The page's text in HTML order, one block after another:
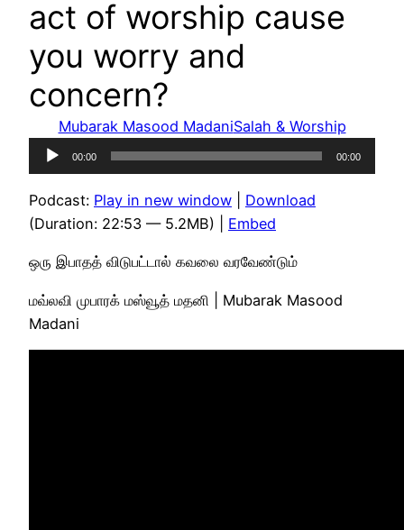
act of worship cause
you worry and
concern?
Mubarak Masood MadaniSalah & Worship
Audio
Player
00:00 00:00
Podcast: Play in new window
Download
(Duration: 22:53 — 5.2MB) | Embed
ஒரு இபாதத் விடுபட்டால் கவலை வரவேண்டும்
மவ்லவி முபாரக் மஸ்வூத் மதனி | Mubarak Masood
Madani